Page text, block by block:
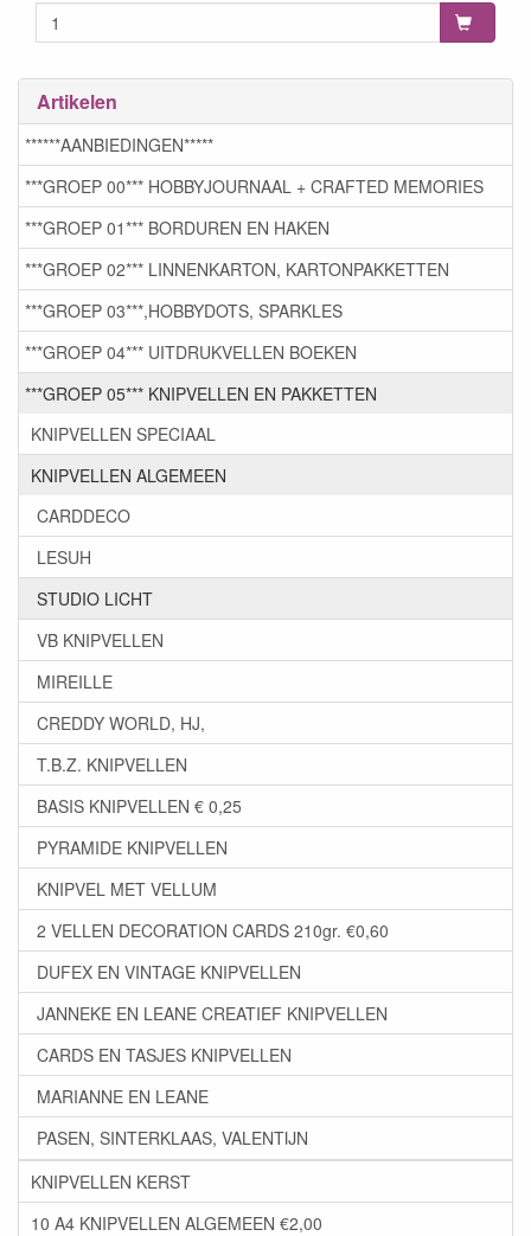
Artikelen
******AANBIEDINGEN*****
***GROEP 00*** HOBBYJOURNAAL + CRAFTED MEMORIES
***GROEP 01*** BORDUREN EN HAKEN
***GROEP 02*** LINNENKARTON, KARTONPAKKETTEN
***GROEP 03***,HOBBYDOTS, SPARKLES
***GROEP 04*** UITDRUKVELLEN BOEKEN
***GROEP 05*** KNIPVELLEN EN PAKKETTEN
KNIPVELLEN SPECIAAL
KNIPVELLEN ALGEMEEN
CARDDECO
LESUH
STUDIO LICHT
VB KNIPVELLEN
MIREILLE
CREDDY WORLD, HJ,
T.B.Z. KNIPVELLEN
BASIS KNIPVELLEN € 0,25
PYRAMIDE KNIPVELLEN
KNIPVEL MET VELLUM
2 VELLEN DECORATION CARDS 210gr. €0,60
DUFEX EN VINTAGE KNIPVELLEN
JANNEKE EN LEANE CREATIEF KNIPVELLEN
CARDS EN TASJES KNIPVELLEN
MARIANNE EN LEANE
PASEN, SINTERKLAAS, VALENTIJN
KNIPVELLEN KERST
10 A4 KNIPVELLEN ALGEMEEN €2,00